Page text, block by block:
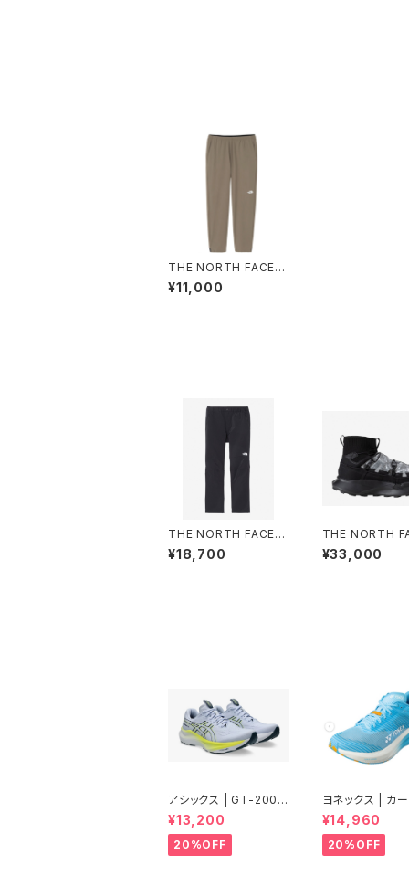
THE NORTH FACE |
FlexibleLongPant N
B12582 | マッシュルー
¥11,000
THE NORTH FACE |
ALPINE LIGHT PANT
NB82501 | ブラック |
¥18,700
THE NORTH
NF52641 | TFN
¥33,000
アシックス | GT-2000
14 | BLUE FADE/TRA
NQUIL TEAL | Men
¥13,200
20%OFF
ヨネックス | カ
ルーズ エアラス
リアンブルー |
¥14,960
20%OFF